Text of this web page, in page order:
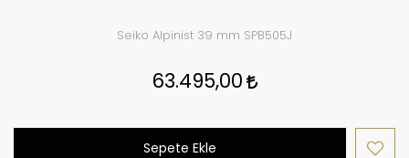
Seiko Alpinist 39 mm SPB505J
63.495,00
Sepete Ekle